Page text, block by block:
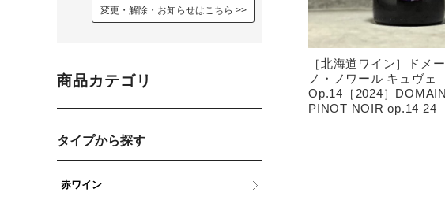
［北海道ワイン］ドメ
ノ・ノワール キュヴェ
Op.14［2024］
PINOT NOIR op.14 24
変更・解除・お知らせはこちら
商品カテゴリ
タイプから探す
赤ワイン